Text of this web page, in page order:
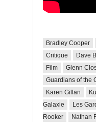
Bradley Cooper
Critique
Dave
Film
Glenn
Guardians of the
Karen Gillan
Galaxie
Les
Rooker
Nathan